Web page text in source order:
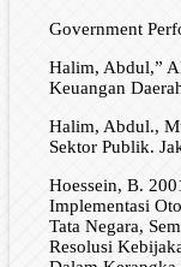
Government
Halim, Abdul,”
Keuangan
Halim, Abdul.,
Sektor Publik.
Hoessein, B.
Implementasi
Tata Negara,
Resolusi